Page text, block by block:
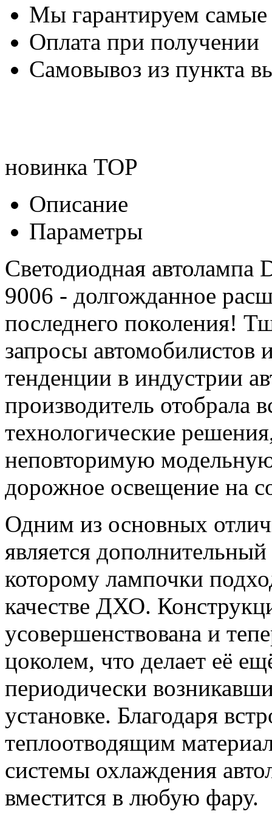
Мы гарантируем
Оплата при получении
Самовывоз из пункта
новинка TOP
Описание
Параметры
Светодиодная
9006 - долгожданное
последнего поколения!
запросы автомобилистов
тенденции в индустрии
производитель отобрала
технологические
неповторимую
дорожное освещение на
Одним из основных
является
которому лампочки
качестве ДХО.
усовершенствована и
цоколем, что делает её
периодически
установке. Благодаря
теплоотводящим
системы охлаждения
вместится в любую фару.